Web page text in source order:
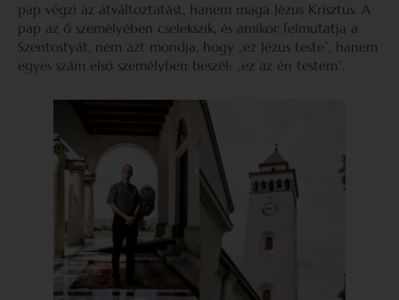
pap végzi az átváltoztatást, hanem maga Jézus Krisztus. A
pap az ő személyében cselekszik, és amikor felmutatja a
Szentostyát, nem azt mondja, hogy „ez Jézus teste”, hanem
egyes szám első személyben beszél: „ez az én testem”.